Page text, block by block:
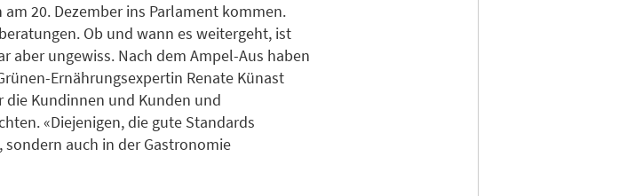
20. Dezember ins Parlament kommen.
Ob und wann es weitergeht, ist
aber ungewiss. Nach dem Ampel-Aus haben
Ernährungsexpertin Renate Künast
die Kundinnen und Kunden und
«Diejenigen, die gute Standards
auch in der Gastronomie